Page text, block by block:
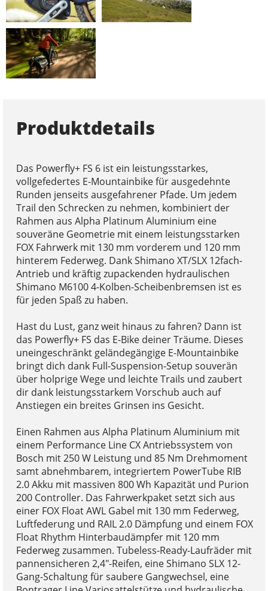
Produktdetails
Das Powerfly+ FS 6 ist ein leistungsstarkes,
vollgefedertes E-Mountainbike für ausgedehnte
Runden jenseits ausgefahrener Pfade. Um jedem
Trail den Schrecken zu nehmen, kombiniert der
Rahmen aus Alpha Platinum Aluminium eine
souveräne Geometrie mit einem leistungsstarken
FOX Fahrwerk mit 130 mm vorderem und 120 mm
hinterem Federweg. Dank Shimano XT/SLX 12fach-
Antrieb und kräftig zupackenden hydraulischen
Shimano M6100 4-Kolben-Scheibenbremsen ist es
für jeden Spaß zu haben.
Hast du Lust, ganz weit hinaus zu fahren? Dann ist
das Powerfly+ FS das E-Bike deiner Träume. Dieses
uneingeschränkt geländegängige E-Mountainbike
bringt dich dank Full-Suspension-Setup souverän
über holprige Wege und leichte Trails und zaubert
dir dank leistungsstarkem Vorschub auch auf
Anstiegen ein breites Grinsen ins Gesicht.
Einen Rahmen aus Alpha Platinum Aluminium mit
einem Performance Line CX Antriebssystem von
Bosch mit 250 W Leistung und 85 Nm Drehmoment
samt abnehmbarem, integriertem PowerTube RIB
2.0 Akku mit massiven 800 Wh Kapazität und Purion
200 Controller. Das Fahrwerkpaket setzt sich aus
einer FOX Float AWL Gabel mit 130 mm Federweg,
Luftfederung und RAIL 2.0 Dämpfung und einem FOX
Float Rhythm Hinterbaudämpfer mit 120 mm
Federweg zusammen. Tubeless-Ready-Laufräder mit
pannensicheren 2,4"-Reifen, eine Shimano SLX 12-
Gang-Schaltung für saubere Gangwechsel, eine